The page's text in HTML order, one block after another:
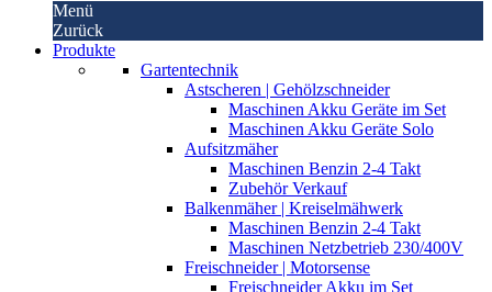
Menü
Zurück
Produkte
Gartentechnik
Astscheren | Gehölzschneider
Maschinen Akku Geräte im Set
Maschinen Akku Geräte Solo
Aufsitzmäher
Maschinen Benzin 2-4 Takt
Zubehör Verkauf
Balkenmäher | Kreiselmähwerk
Maschinen Benzin 2-4 Takt
Maschinen Netzbetrieb 230/400V
Freischneider | Motorsense
Freischneider Akku im Set